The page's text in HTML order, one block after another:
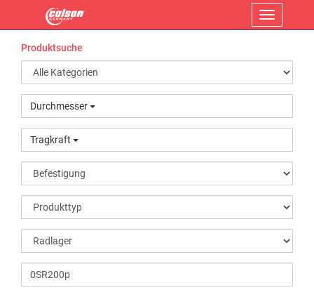
Menü
Produktsuche
Durchmesser
Tragkraft